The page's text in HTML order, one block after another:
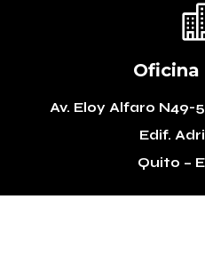
Oficina
Av. Eloy Alfaro N49-
Edif.
Quito –